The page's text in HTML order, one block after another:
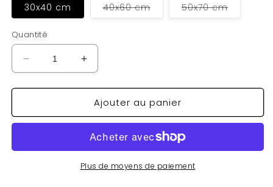
30x40 cm 40x60 cmVariante
épuisée
50x70 cmVariante
épuisée
Quantité
Réduire
la
quantité
Poster
Augmenter
la
quantité
de
Poster
Ajouter au panier
Plus de moyens de paiement